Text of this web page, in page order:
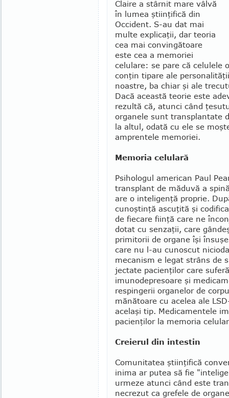
Claire a stâr­nit mare vâlvă
în lumea ştiinţifică din
Occident. S-au dat mai
multe expli­caţii, dar teoria
cea mai convingătoare
este cea a memoriei
celulare: se pare că ce­lulele
conţin tipare ale
noastre, ba chiar şi ale
Dacă această teo­rie este
rezultă că, atunci când
organele sunt transplantate
la altul, odată cu ele se
amprentele memoriei.
Memoria celulară
Psihologul american Paul
transplant de mă­duvă a
are o inteligenţă proprie.
cunoştinţă ascuţită şi
de fiecare fiinţă care ne
dotat cu senzaţii, care
pri­mitorii de organe îşi
care nu l-au cu­noscut
mecanism e legat strâns de
jec­tate pacien­ţilor care
imunodepresoare şi
respin­ge­rii organelor de
mă­nă­toa­re cu ace­lea ale
acelaşi tip. Medicamen­tele
pacienţilor la me­moria
Creierul din intestin
Comunitatea ştiinţifică
inima ar putea să fie
urmeze atunci când este
necrezut ca gre­fele de